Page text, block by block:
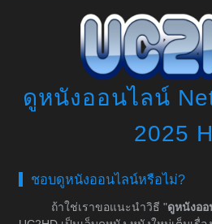
ดูหนังออนไลน์
2025
ชอบดูหนังออนไลน์หรือไม่?
ถ้าใช่เราขอแนะนำวิธี "ดูหนังอ